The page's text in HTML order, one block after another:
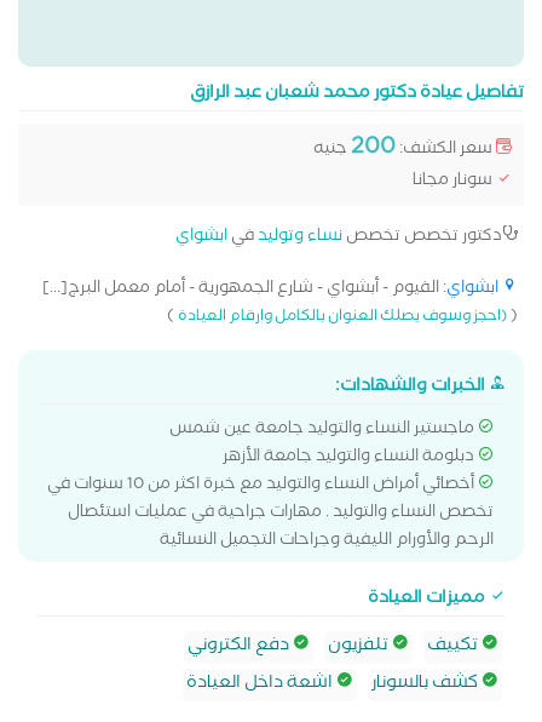
تفاصيل عيادة دكتور محمد شعبان عبد الرازق
سعر الكشف:200جنيه
سونار مجانا
دكتور تخصص تخصصنساء وتوليدفيابشواي
ابشواي: الفيوم - أبشواي - شارع الجمهورية - أمام معمل البرج[...]
((احجز وسوف يصلك العنوان بالكامل وارقام العيادة)
الخبرات والشهادات:
ماجستير النساء والتوليد جامعة عين شمس
دبلومة النساء والتوليد جامعة الأزهر
أخصائي أمراض النساء والتوليد مع خبرة اكثر من 10 سنوات في
تخصص النساء والتوليد . مهارات جراحية في عمليات استئصال
الرحم والأورام الليفية وجراحات التجميل النسائية
مميزات العيادة
تكييف
تلفزيون
دفع الكتروني
كشف بالسونار
اشعة داخل العيادة